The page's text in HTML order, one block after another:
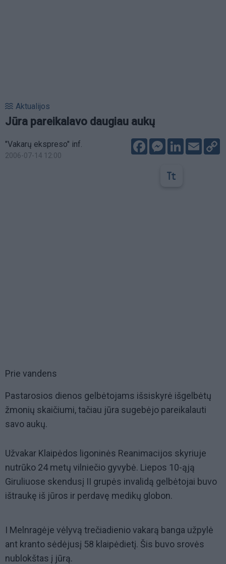
Aktualijos
Jūra pareikalavo daugiau aukų
"Vakarų ekspreso" inf.
2006-07-14 12:00
FacebookMessenger
LinkedIn
Email
Prie vandens
Pastarosios dienos gelbėtojams išsiskyrė išgelbėtų
žmonių skaičiumi, tačiau jūra sugebėjo pareikalauti
savo aukų.
Užvakar Klaipėdos ligoninės Reanimacijos skyriuje
nutrūko 24 metų vilniečio gyvybė. Liepos 10-ąją
Giruliuose skendusį II grupės invalidą gelbėtojai buvo
ištraukę iš jūros ir perdavę medikų globon.
I Melnragėje vėlyvą trečiadienio vakarą banga užpylė
ant kranto sėdėjusį 58 klaipėdietį. Šis buvo srovės
nublokštas į jūrą.